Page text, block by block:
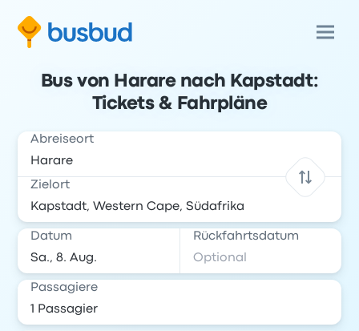
Bus von Harare nach Kapstadt:
Tickets & Fahrpläne
Abreiseort
Zielort
Datum Rückfahrtsdatum
Passagiere